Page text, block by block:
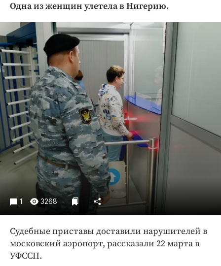
Благоустройство
Криминал
Культура
Недвижимость и ЖКХ
Образование
Общество
Погода
Праздники
Происшествия
Спорт
Экономика и бизнес
ПРОЕКТЫ
Блоги
Издания
Медиаперсона
Интересное чтиво
Клиника года
Одна из женщин улетела в Нигерию.
1 3268
Судебные приставы доставили нарушителей в
московский аэропорт, рассказали 22 марта в
УФССП.